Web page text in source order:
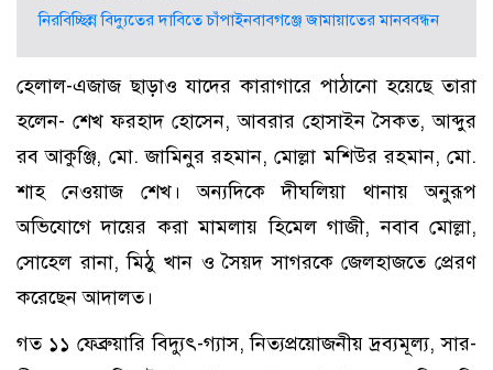
নিরবিচ্ছিন্ন বিদ্যুতের দাবিতে চাঁপাইনবাবগঞ্জে জামায়াতের মানববন্ধন
হেলাল-এজাজ ছাড়াও যাদের কারাগারে পাঠানো হয়েছে তারা
হলেন- শেখ ফরহাদ হোসেন, আবরার হোসাইন সৈকত, আব্দুর
রব আকুঞ্জি, মো. জামিনুর রহমান, মোল্লা মশিউর রহমান, মো.
শাহ নেওয়াজ শেখ। অন্যদিকে দীঘলিয়া থানায় অনুরূপ
অভিযোগে দায়ের করা মামলায় হিমেল গাজী, নবাব মোল্লা,
সোহেল রানা, মিঠু খান ও সৈয়দ সাগরকে জেলহাজতে প্রেরণ
করেছেন আদালত।
গত ১১ ফেব্রুয়ারি বিদ্যুৎ-গ্যাস, নিত্যপ্রয়োজনীয় দ্রব্যমূল্য, সার-